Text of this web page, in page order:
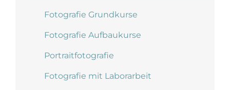
Fotografie Grundkurse
Fotografie Aufbaukurse
Portraitfotografie
Fotografie mit Laborarbeit